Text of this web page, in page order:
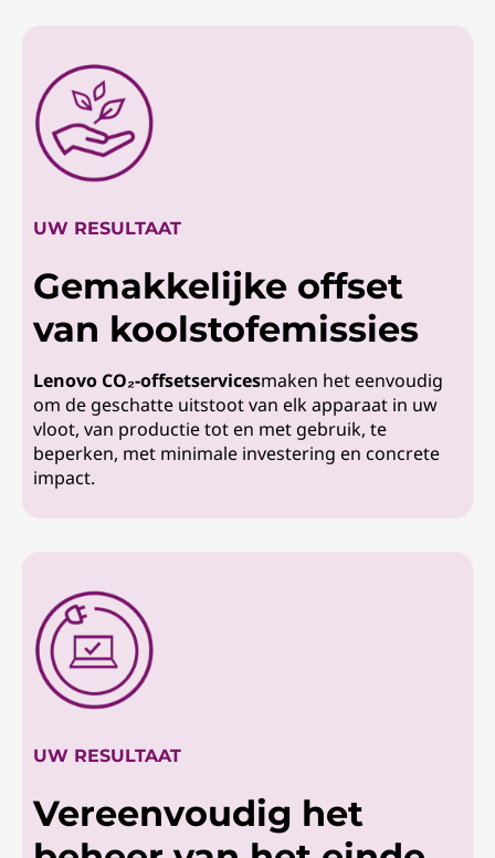
UW RESULTAAT
Gemakkelijke offset
van koolstofemissies
Lenovo CO₂-offsetservicesmaken het eenvoudig
om de geschatte uitstoot van elk apparaat in uw
vloot, van productie tot en met gebruik, te
beperken, met minimale investering en concrete
impact.
UW RESULTAAT
Vereenvoudig het